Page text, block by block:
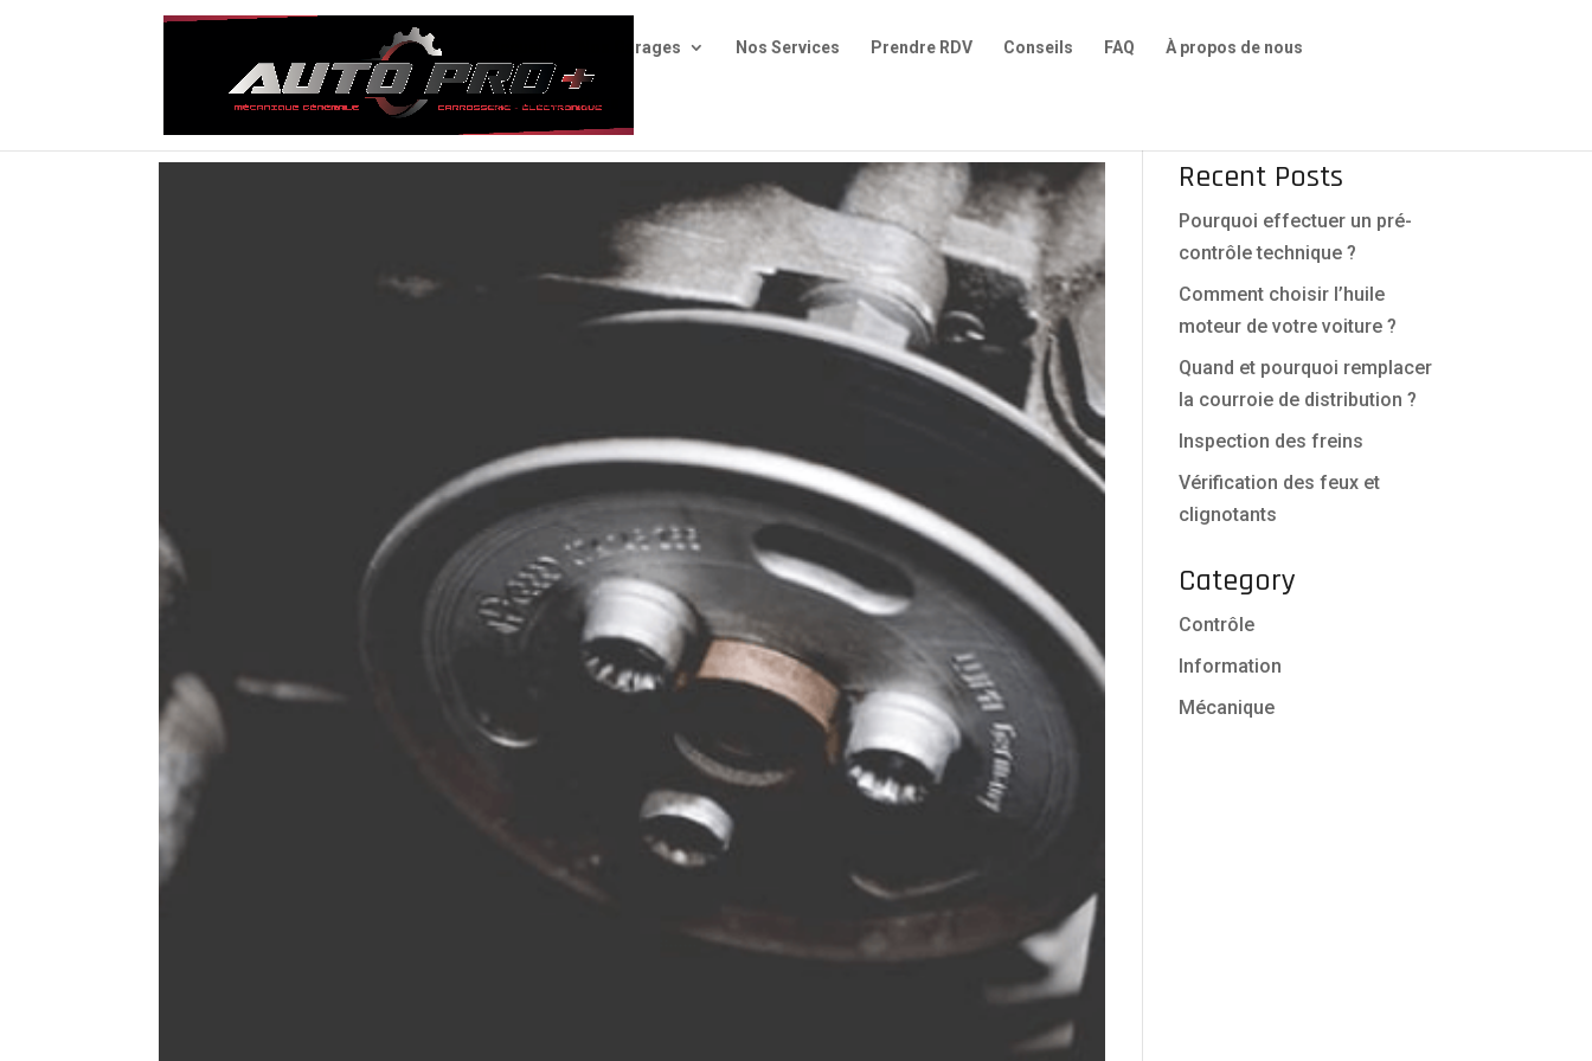
Nos Garages Nos Services Prendre RDV Conseils FAQ À propos de nous
Contactez-Nous
Recent Posts
Pourquoi effectuer un pré-
contrôle technique ?
Comment choisir l’huile
moteur de votre voiture ?
Quand et pourquoi remplacer
la courroie de distribution ?
Inspection des freins
Vérification des feux et
clignotants
Category
Contrôle
Information
Mécanique